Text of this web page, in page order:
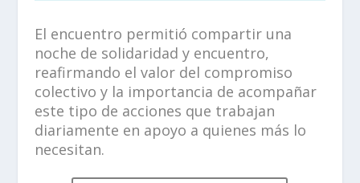
El encuentro permitió compartir una
noche de solidaridad y encuentro,
reafirmando el valor del compromiso
colectivo y la importancia de acompañar
este tipo de acciones que trabajan
diariamente en apoyo a quienes más lo
necesitan.